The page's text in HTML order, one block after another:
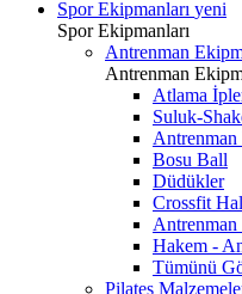
Spor Ekipmanları yeni
Spor Ekipmanları
Antrenman
Antrenman
Atlama
Suluk-
Bosu Ball
Düdükler
Crossfit
Hakem -
Tümünü
Pilates